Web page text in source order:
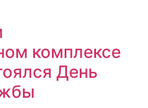
комплексе
День